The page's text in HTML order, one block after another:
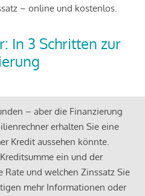
– online und kostenlos.
In 3 Schritten zur
– aber die Finanzierung
erhalten Sie eine
Kredit aussehen könnte.
ein und der
Rate und welchen Zinssatz Sie
mehr Informationen oder